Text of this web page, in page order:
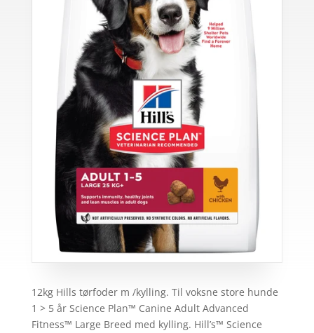
12kg Hills tørfoder m /kylling. Til voksne store hunde
1 > 5 år Science Plan™ Canine Adult Advanced
Fitness™ Large Breed med kylling. Hill’s™ Science